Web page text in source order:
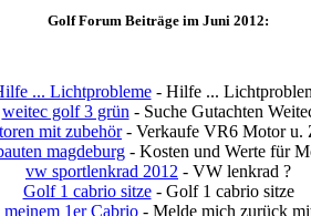
Golf Forum Beiträge im Juni 2012:
... Lichtprobleme- Hilfe ...
weitec golf 3 grün - Suche Gutachten
mit zubehör- Verkaufe VR6 Motor u.
magdeburg- Kosten und Werte für
vw sportlenkrad 2012 - VW lenkrad ?
Golf 1 cabrio sitze- Golf 1 cabrio sitze
1er Cabrio- Melde mich zurück